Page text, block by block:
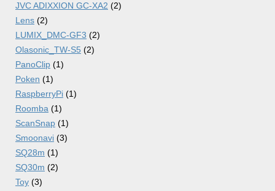
JVC ADIXXION GC-XA2 (2)
Lens (2)
LUMIX_DMC-GF3 (2)
Olasonic_TW-S5 (2)
PanoClip (1)
Poken (1)
RaspberryPi (1)
Roomba (1)
ScanSnap (1)
Smoonavi (3)
SQ28m (1)
SQ30m (2)
Toy (3)